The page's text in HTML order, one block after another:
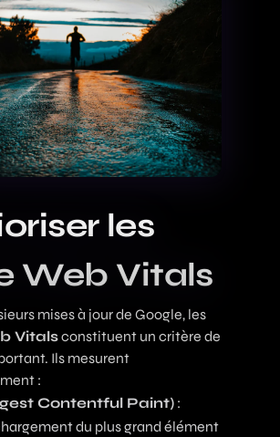
les
Web Vitals
mises à jour de Google, les
Vitalsconstituent un critère de
Ils mesurent
:
Contentful Paint) :
du plus grand élément